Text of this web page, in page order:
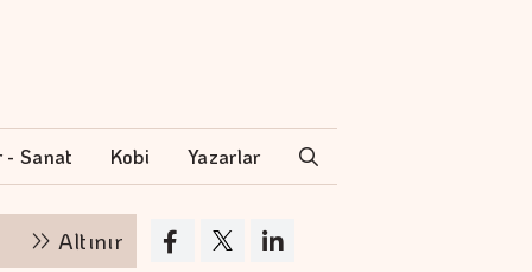
- Sanat Kobi Yazarlar
kilogramı 6 milyon 500 bin liraya yükseldi